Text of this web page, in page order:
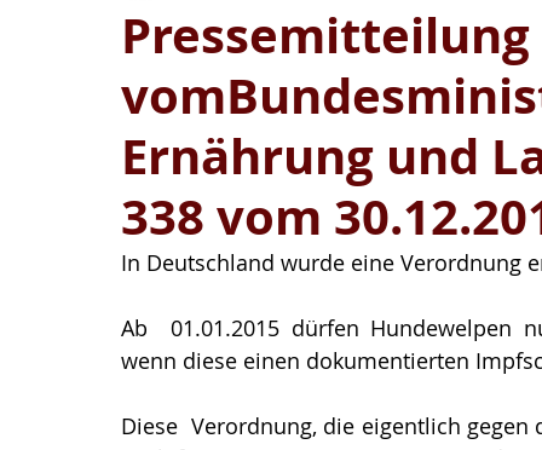
Pressemitteilung
Ernährung und
338 vom
In Deutschland wurde eine Verordnung
Ab  01.01.2015 dürfen Hundewelpen
wenn diese einen dokumentierten
Diese  Verordnung, die eigentlich